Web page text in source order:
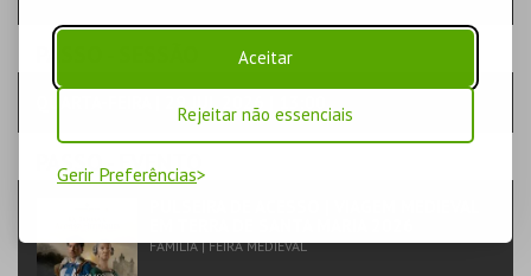
Aceitar
Rejeitar não essenciais
Gerir Preferências
QUARTA-FEIRA | 29 JUL 2026 | 13:00
PASSO- EVENTO
FAMÍLIA | FEIRA MEDIEVAL